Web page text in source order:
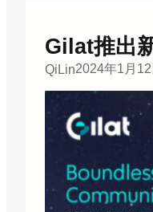
Gilat推出
QiLin2024年1月12